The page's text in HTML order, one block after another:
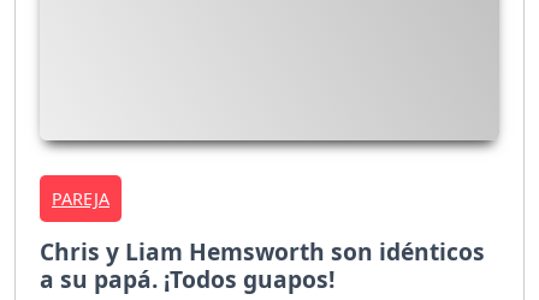
PAREJA
Chris y Liam Hemsworth son idénticos
a su papá. ¡Todos guapos!